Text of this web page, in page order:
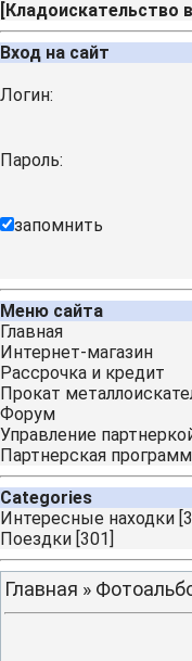
[Кладоискательство
Вход на сайт
Логин:
Пароль:
запомнить
Меню сайта
Главная
Интернет-магазин
Рассрочка и кредит
Прокат
Форум
Управление
Партнерская
Categories
Интересные находки
Поездки [301]
Главная »